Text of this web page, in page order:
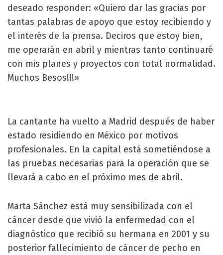
deseado responder: «Quiero dar las gracias por
tantas palabras de apoyo que estoy recibiendo y
el interés de la prensa. Deciros que estoy bien,
me operarán en abril y mientras tanto continuaré
con mis planes y proyectos con total normalidad.
Muchos Besos!!!»
La cantante ha vuelto a Madrid después de haber
estado residiendo en México por motivos
profesionales. En la capital está sometiéndose a
las pruebas necesarias para la operación que se
llevará a cabo en el próximo mes de abril.
Marta Sánchez está muy sensibilizada con el
cáncer desde que vivió la enfermedad con el
diagnóstico que recibió su hermana en 2001 y su
posterior fallecimiento de cáncer de pecho en